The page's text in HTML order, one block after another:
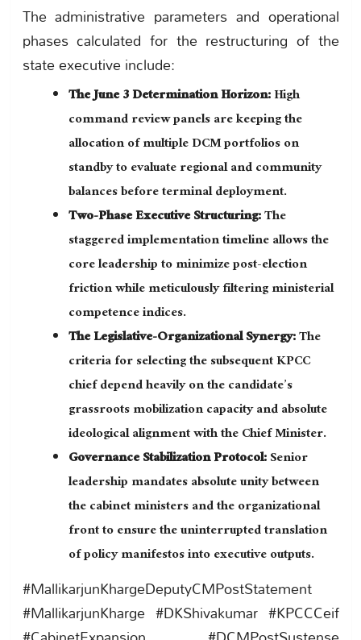
The administrative parameters and operational
phases calculated for the restructuring of the
state executive include:
The June 3 Determination Horizon:High
command review panels are keeping the
allocation of multiple DCM portfolios on
standby to evaluate regional and community
balances before terminal deployment.
Two-Phase Executive Structuring:The
staggered implementation timeline allows the
core leadership to minimize post-election
friction while meticulously filtering ministerial
competence indices.
The Legislative-Organizational Synergy:The
criteria for selecting the subsequent KPCC
chief depend heavily on the candidate’s
grassroots mobilization capacity and absolute
ideological alignment with the Chief Minister.
Governance Stabilization Protocol:Senior
leadership mandates absolute unity between
the cabinet ministers and the organizational
front to ensure the uninterrupted translation
of policy manifestos into executive outputs.
#MallikarjunKhargeDeputyCMPostStatement
#MallikarjunKharge #DKShivakumar #KPCCCeif